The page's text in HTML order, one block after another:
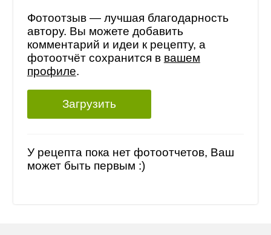
Фотоотзыв — лучшая благодарность
автору. Вы можете добавить
комментарий и идеи к рецепту, а
фотоотчёт сохранится в вашем
профиле.
Загрузить
У рецепта пока нет фотоотчетов, Ваш
может быть первым :)